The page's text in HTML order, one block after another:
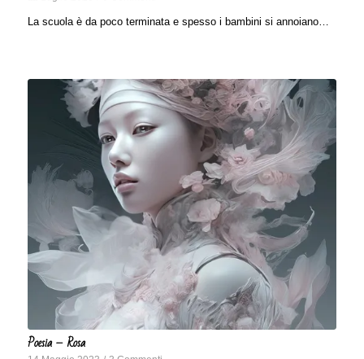
La scuola è da poco terminata e spesso i bambini si annoiano…
Poesia – Rosa